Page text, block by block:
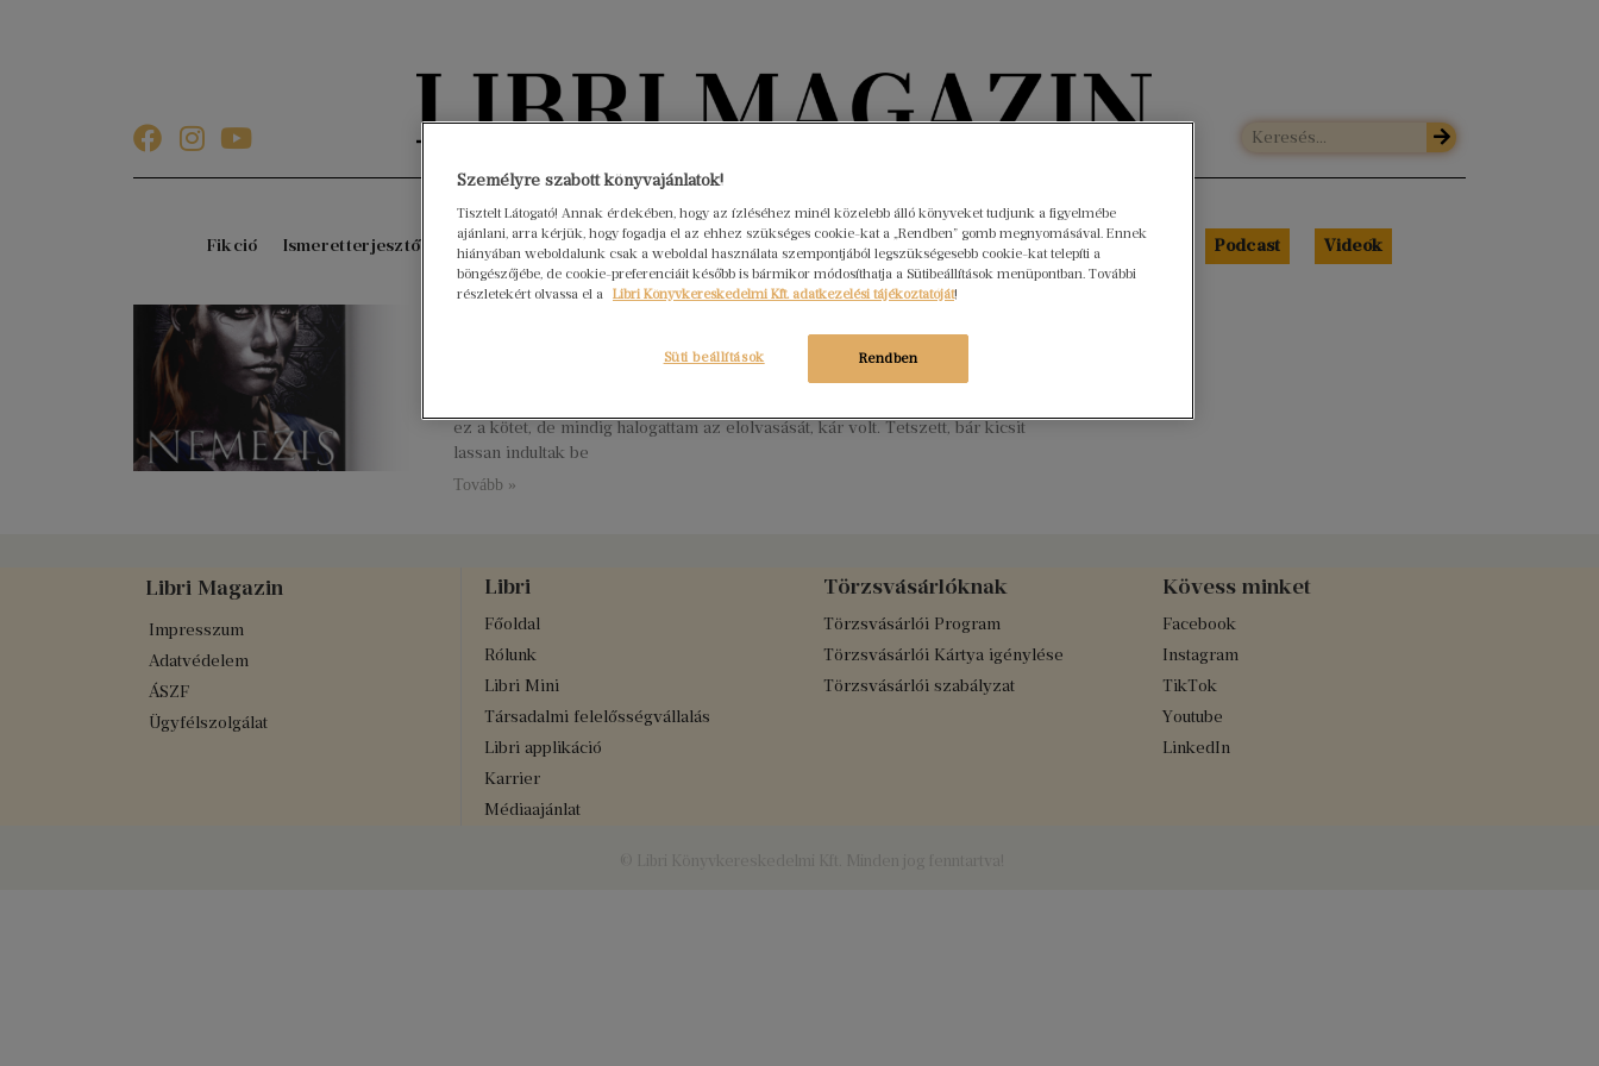
Könyvektől az olvasókig
Fikció Ismeretterjesztő Gyerekkönyvek Interjúk Beleolvasó A hónap könyvei HÍREK Libri Portré Podcast Videók
Nincs hozzászólás
[include-url href=”https://www.libri.hu/libri-magazin-termeklista/?
ez a kötet, de mindig halogattam az elolvasását, kár volt. Tetszett, bár kicsit
lassan indultak be
Tovább »
Libri Magazin
Impresszum
Adatvédelem
ÁSZF
Ügyfélszolgálat
Libri
Főoldal
Rólunk
Libri Mini
Társadalmi felelősségvállalás
Libri applikáció
Karrier
Médiaajánlat
Törzsvásárlóknak
Törzsvásárlói Program
Törzsvásárlói Kártya igénylése
Törzsvásárlói szabályzat
Kövess minket
Facebook
Instagram
TikTok
Youtube
LinkedIn
Személyre szabott könyvajánlatok!
Tisztelt Látogató! Annak érdekében, hogy az ízléséhez minél közelebb álló könyveket tudjunk a figyelmébe
ajánlani, arra kérjük, hogy fogadja el az ehhez szükséges cookie-kat a „Rendben” gomb megnyomásával. Ennek
hiányában weboldalunk csak a weboldal használata szempontjából legszükségesebb cookie-kat telepíti a
böngészőjébe, de cookie-preferenciáit később is bármikor módosíthatja a Sütibeállítások menüpontban. További
részletekért olvassa el a Libri Könyvkereskedelmi Kft. adatkezelési tájékoztatóját!
Rendben
Süti beállítások